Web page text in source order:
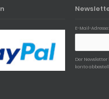
E-Mail-Adresse:
Der
konto